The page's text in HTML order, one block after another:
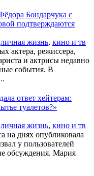
Бондарчука с
подтверждаются
личная жизнь, кино и тв
актера, режиссера,
и актрисы недавно
события. В
ответ хейтерам:
туалетов?»
личная жизнь, кино и тв
на днях опубликовала
у пользователей
обсуждения. Мария